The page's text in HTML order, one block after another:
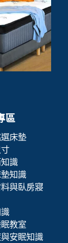
區
床墊
識
知識
與臥房寢
教室
安眠知識